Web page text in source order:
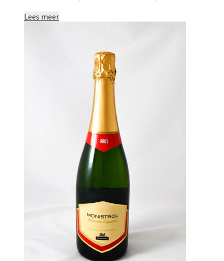
Lees meer